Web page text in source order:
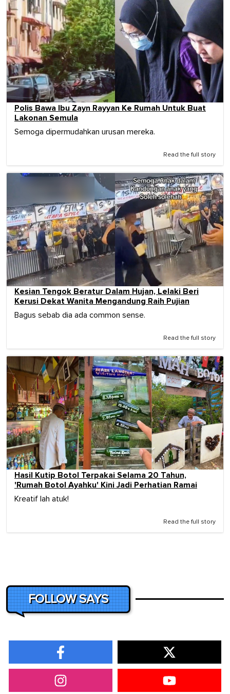
Polis Bawa Ibu Zayn Rayyan Ke Rumah Untuk Buat
Lakonan Semula
Semoga dipermudahkan urusan mereka.
Read the full story
Kesian Tengok Beratur Dalam Hujan, Lelaki Beri
Kerusi Dekat Wanita Mengandung Raih Pujian
Bagus sebab dia ada common sense.
Read the full story
Hasil Kutip Botol Terpakai Selama 20 Tahun,
'Rumah Botol Ayahku' Kini Jadi Perhatian Ramai
Kreatif lah atuk!
Read the full story
FOLLOW SAYS